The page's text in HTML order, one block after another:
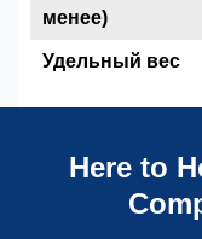
менее)
Удельный вес
Here to